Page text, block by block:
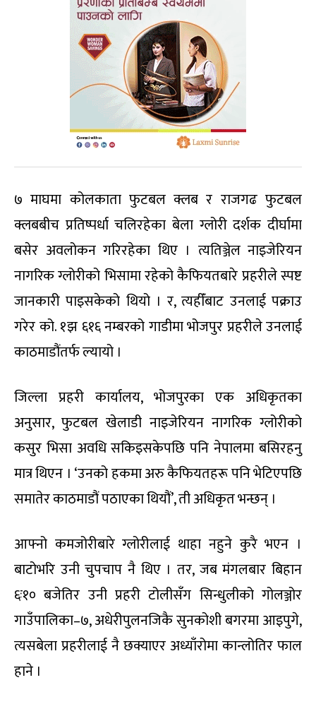
७ माघमा कोलकाता फुटबल क्लब र राजगढ फुटबल
क्लबबीच प्रतिष्पर्धा चलिरहेका बेला ग्लोरी दर्शक दीर्घामा
बसेर अवलोकन गरिरहेका थिए । त्यतिञ्जेल नाइजेरियन
नागरिक ग्लोरीको भिसामा रहेको कैफियतबारे प्रहरीले स्पष्ट
जानकारी पाइसकेको थियो । र, त्यहीँबाट उनलाई पक्राउ
गरेर को. १झ ६१६ नम्बरको गाडीमा भोजपुर प्रहरीले उनलाई
काठमाडौंतर्फ ल्यायो ।
जिल्ला प्रहरी कार्यालय, भोजपुरका एक अधिकृतका
अनुसार, फुटबल खेलाडी नाइजेरियन नागरिक ग्लोरीको
कसुर भिसा अवधि सकिइसकेपछि पनि नेपालमा बसिरहनु
मात्र थिएन । ‘उनको हकमा अरु कैफियतहरू पनि भेटिएपछि
समातेर काठमाडौं पठाएका थियौं’, ती अधिकृत भन्छन् ।
आफ्नो कमजोरीबारे ग्लोरीलाई थाहा नहुने कुरै भएन ।
बाटोभरि उनी चुपचाप नै थिए । तर, जब मंगलबार बिहान
६ः१० बजेतिर उनी प्रहरी टोलीसँग सिन्धुलीको गोलञ्जोर
गाउँपालिका–७, अधेरीपुलनजिकै सुनकोशी बगरमा आइपुगे,
त्यसबेला प्रहरीलाई नै छक्याएर अध्याँरोमा कान्लोतिर फाल
हाने ।